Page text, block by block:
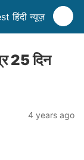
हिंदी न्यूज़
25 दिन
4 years ago